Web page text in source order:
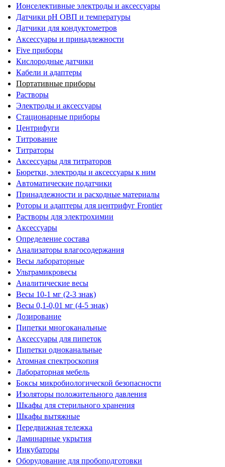
Ионселективные электроды и аксессуары
Датчики рН ОВП и температуры
Датчики для кондуктометров
Аксессуары и принадлежности
Five приборы
Кислородные датчики
Кабели и адаптеры
Портативные приборы
Растворы
Электроды и аксессуары
Стационарные приборы
Центрифуги
Титрование
Титраторы
Аксессуары для титраторов
Бюретки, электроды и аксессуары к ним
Автоматические податчики
Принадлежности и расходные материалы
Роторы и адаптеры для центрифуг Frontier
Растворы для электрохимии
Аксессуары
Определение состава
Анализаторы влагосодержания
Весы лабораторные
Ультрамикровесы
Аналитические весы
Весы 10-1 мг (2-3 знак)
Весы 0,1-0,01 мг (4-5 знак)
Дозирование
Пипетки многоканальные
Аксессуары для пипеток
Пипетки одноканальные
Атомная спектроскопия
Лабораторная мебель
Боксы микробиологической безопасности
Изоляторы положительного давления
Шкафы для стерильного хранения
Шкафы вытяжные
Передвижная тележка
Ламинарные укрытия
Инкубаторы
Оборудование для пробоподготовки